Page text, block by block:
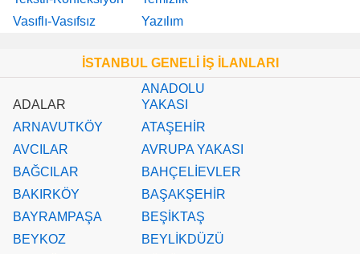
Vasıflı-Vasıfsız
Yazılım
İSTANBUL GENELİ İŞ İLANLARI
ADALAR
ANADOLU
YAKASI
ARNAVUTKÖY
ATAŞEHİR
AVCILAR
AVRUPA YAKASI
BAĞCILAR
BAHÇELİEVLER
BAKIRKÖY
BAŞAKŞEHİR
BAYRAMPAŞA
BEŞİKTAŞ
BEYKOZ
BEYLİKDÜZÜ